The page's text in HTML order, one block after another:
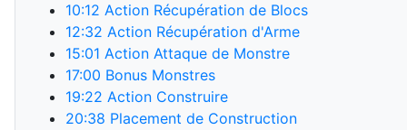
10:12 Action Récupération de Blocs
12:32 Action Récupération d'Arme
15:01 Action Attaque de Monstre
17:00 Bonus Monstres
19:22 Action Construire
20:38 Placement de Construction